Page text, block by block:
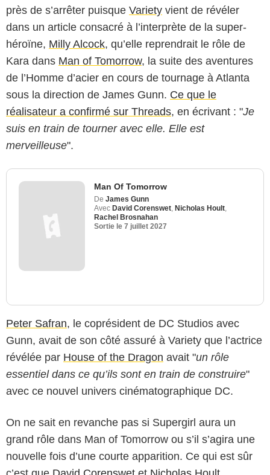
près de s’arrêter puisque Variety vient de révéler
dans un article consacré à l’interprète de la super-
héroïne, Milly Alcock, qu’elle reprendrait le rôle de
Kara dans Man of Tomorrow, la suite des aventures
de l’Homme d’acier en cours de tournage à Atlanta
sous la direction de James Gunn. Ce que le
réalisateur a confirmé sur Threads, en écrivant : "Je
suis en train de tourner avec elle. Elle est
merveilleuse".
Man Of Tomorrow
De James Gunn
Avec David Corenswet Nicholas Hoult
Rachel Brosnahan
Sortie le 7 juillet 2027
Peter Safran, le coprésident de DC Studios avec
Gunn, avait de son côté assuré à Variety que l’actrice
révélée par House of the Dragon avait "un rôle
essentiel dans ce qu’ils sont en train de construire"
avec ce nouvel univers cinématographique DC.
On ne sait en revanche pas si Supergirl aura un
grand rôle dans Man of Tomorrow ou s’il s’agira une
nouvelle fois d’une courte apparition. Ce qui est sûr